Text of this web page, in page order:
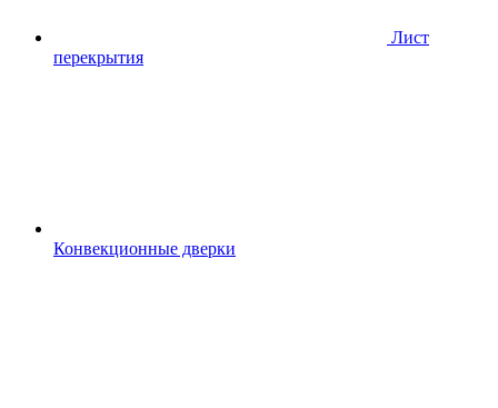
Лист
перекрытия
Конвекционные дверки